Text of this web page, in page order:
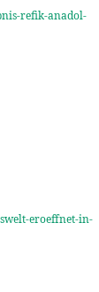
refik-anadol-
eroeffnet-in-